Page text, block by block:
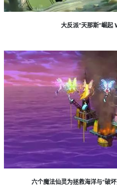
大反派“天那斯”崛
六个魔法仙灵为拯救海洋与“破